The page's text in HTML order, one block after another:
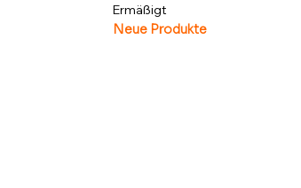
Ermäßigt
Neue Produkte